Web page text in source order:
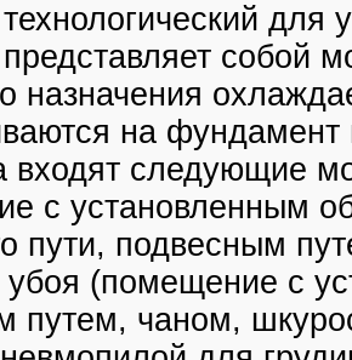
для
собой
назначения
на
входят следующие
с установленным
пути, подвесным
(помещение с
путем, чаном,